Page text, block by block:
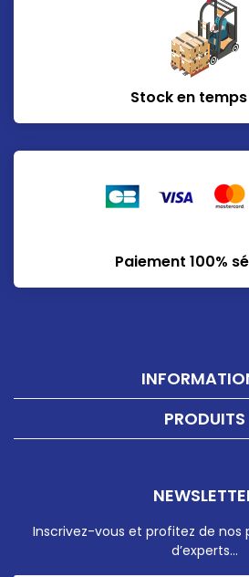
Stock en
Paiement 100%
PRODUITS
Inscrivez-vous et profitez de nos
d’experts…